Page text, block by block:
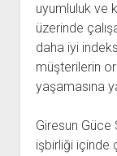
uyumluluk ve
üzerinde
daha iyi
müşterilerin
yaşamasına
Giresun Güce
işbirliği içinde